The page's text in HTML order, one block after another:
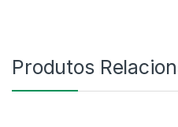
Produtos